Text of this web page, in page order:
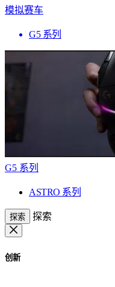
模拟赛车
G5 系列
G5 系列
ASTRO 系列
探索 探索
创新